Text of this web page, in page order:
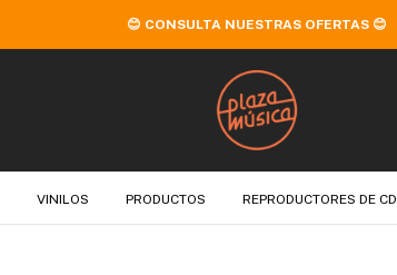
😊 CONSULTA NUESTRAS OFERTAS 😊
VINILOS PRODUCTOS REPRODUCTORES DE CD